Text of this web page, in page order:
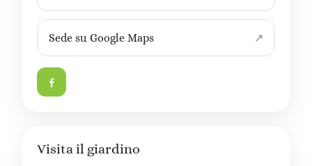
Sede su Google Maps
Visita il giardino